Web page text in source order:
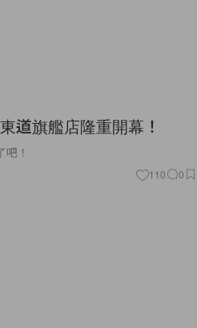
道旗艦店隆重開幕！
！
110 0